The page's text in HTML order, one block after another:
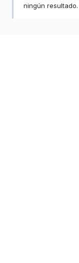
ningún resultado.